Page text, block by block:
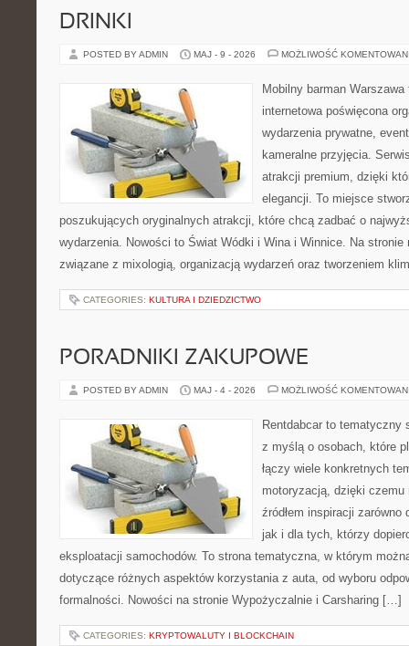
DRINKI
POSTED BY ADMIN MAJ - 9 - 2026 MOŻLIWOŚĆ
Mobilny barman
internetowa poświęcona
wydarzenia prywatne,
kameralne przyjęcia.
atrakcji premium, dzięki
elegancji. To miejsce
poszukujących oryginalnych atrakcji, które chcą zadbać o
wydarzenia. Nowości to Świat Wódki i Wina i Winnice. Na
związane z mixologią, organizacją wydarzeń oraz tworzeniem
CATEGORIES: KULTURA I DZIEDZICTWO
PORADNIKI ZAKUPOWE
POSTED BY ADMIN MAJ - 4 - 2026 MOŻLIWOŚĆ
Rentdabcar to tematyczny
z myślą o osobach, które
łączy wiele konkretnych
motoryzacją, dzięki
źródłem inspiracji zarówno
jak i dla tych, którzy
eksploatacji samochodów. To strona tematyczna, w którym
dotyczące różnych aspektów korzystania z auta, od wyboru
formalności. Nowości na stronie Wypożyczalnie i Carsharing […]
CATEGORIES: KRYPTOWALUTY I BLOCKCHAIN